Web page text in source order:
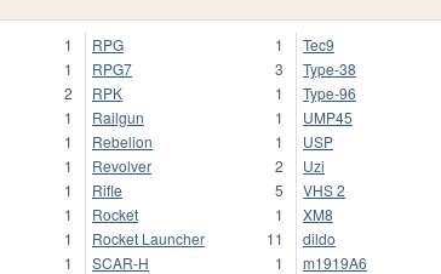
1
1
2
1
1
1
1
1
1
1
RPG
1
RPG7
3
RPK
1
Railgun
1
Rebelion
1
Revolver
2
Rifle
5
Rocket
1
Rocket Launcher
11
SCAR-H
1
Tec9
Type-38
Type-96
UMP45
USP
Uzi
VHS 2
XM8
dildo
m1919A6